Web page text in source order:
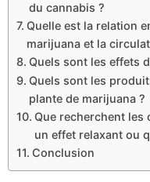
du cannabis ?
Quelle est la relation
marijuana et la
Quels sont les effets
Quels sont les
plante de marijuana ?
Que recherchent les
un effet relaxant ou
Conclusion